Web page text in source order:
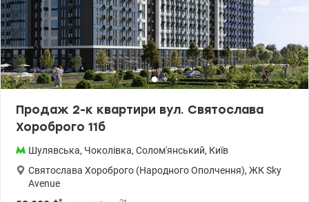
Продаж 2-к квартири вул. Святослава
Хороброго 11б
Шулявська, Чоколівка, Солом'янський, Київ
Святослава Хороброго (Народного Ополчення), ЖК Sky
Avenue